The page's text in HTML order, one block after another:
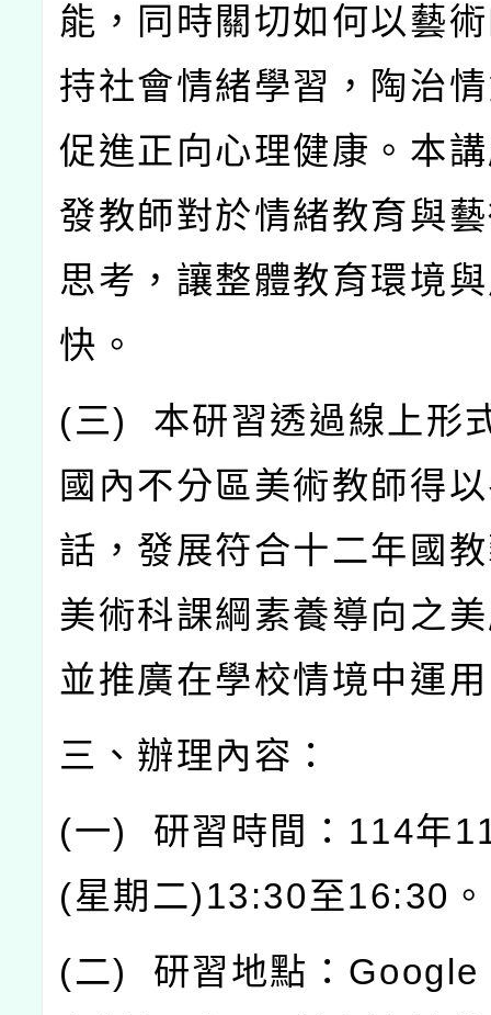
能，同時關切如何以藝
持社會情緒學習，陶治
促進正向心理健康。本
發教師對於情緒教育與
思考，讓整體教育環境
快。
(三) 本研習透過線上形
國內不分區美術教師得
話，發展符合十二年國
美術科課綱素養導向之
並推廣在學校情境中運
三、辦理內容：
(一) 研習時間： 114年
(星期二)13:30至16:30 。
(二) 研習地點： Google